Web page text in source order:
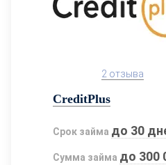
2 отзыва
CreditPlus
Срок займа до 30
Сумма займа до 300